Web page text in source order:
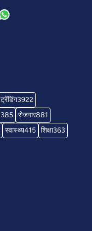
ट्रेंडिंग3922
रोजगार881
स्वास्थ्य415 शिक्षा363